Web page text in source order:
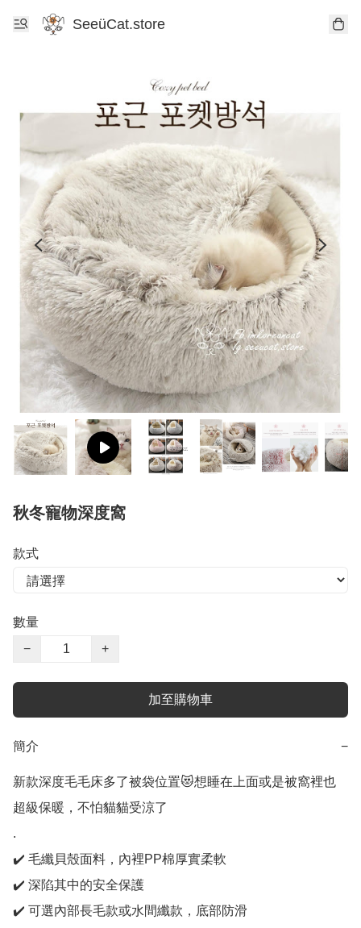
SeeüCat.store
秋冬寵物深度窩
款式
數量
−
+
加至購物車
簡介 −
新款深度毛毛床多了被袋位置😻想睡在上面或是被窩裡也
超級保暖，不怕貓貓受涼了
.
✔️ 毛纖貝殼面料，內裡PP棉厚實柔軟
✔️ 深陷其中的安全保護
✔️ 可選內部長毛款或水間纖款，底部防滑